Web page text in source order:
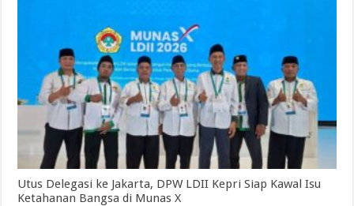
Utus Delegasi ke Jakarta, DPW LDII Kepri Siap Kawal Isu
Ketahanan Bangsa di Munas X